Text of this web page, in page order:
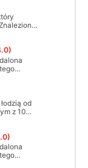
i
obu
są
od
z 10